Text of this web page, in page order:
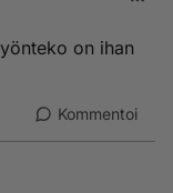
on ihan
Kommentoi